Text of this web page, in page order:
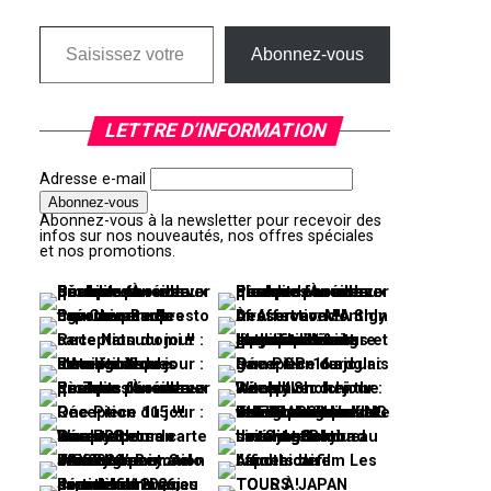
Saisissez votre adresse e-mail…
Abonnez-vous
LETTRE D’INFORMATION
Adresse e-mail
Abonnez-vous à la newsletter pour recevoir des
infos sur nos nouveautés, nos offres spéciales
et nos promotions.